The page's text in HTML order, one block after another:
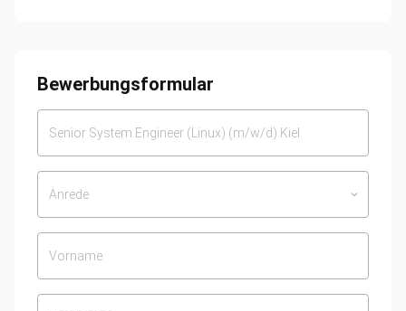
Bewerbungsformular
Anrede keyboard_arrow_down